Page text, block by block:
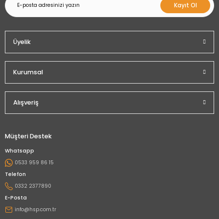
Kayıt Ol
Üyelik
Kurumsal
Alışveriş
Müşteri Destek
Whatsapp
0533 959 86 15
Telefon
0332 2377890
E-Posta
info@hsp.com.tr